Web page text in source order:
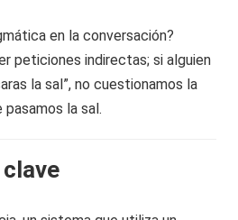
en la conversación?
peticiones indirectas; si alguien
la sal”, no cuestionamos la
la sal.